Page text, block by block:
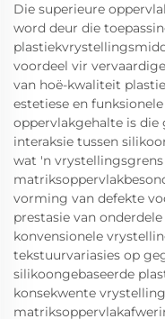
Die superieure
word deur die
voordeel vir
van hoë-kwaliteit
estetiese en
oppervlakgehalte is
interaksie tussen
wat 'n
vorming van defekte
prestasie van
konvensionele
tekstuurvariasies op
silikoongebaseerde
konsekwente